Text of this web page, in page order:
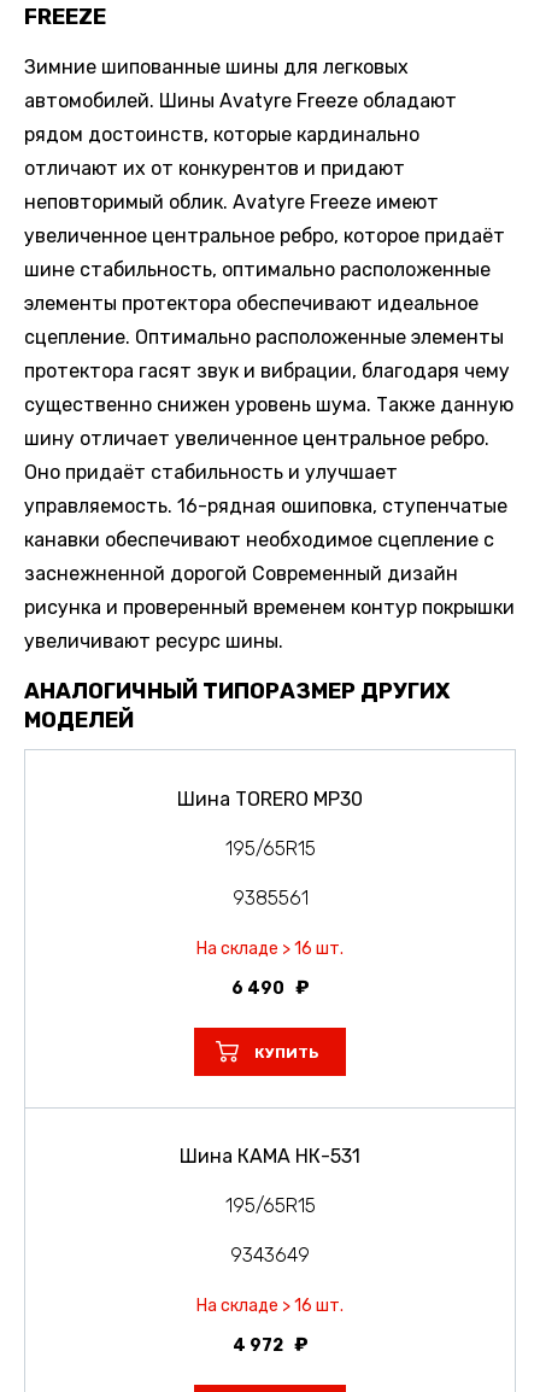
FREEZE
Зимние шипованные шины для легковых
автомобилей. Шины Avatyre Freeze обладают
рядом достоинств, которые кардинально
отличают их от конкурентов и придают
неповторимый облик. Avatyre Freeze имеют
увеличенное центральное ребро, которое придаёт
шине стабильность, оптимально расположенные
элементы протектора обеспечивают идеальное
сцепление. Оптимально расположенные элементы
протектора гасят звук и вибрации, благодаря чему
существенно снижен уровень шума. Также данную
шину отличает увеличенное центральное ребро.
Оно придаёт стабильность и улучшает
управляемость. 16-рядная ошиповка, ступенчатые
канавки обеспечивают необходимое сцепление с
заснежненной дорогой Современный дизайн
рисунка и проверенный временем контур покрышки
увеличивают ресурс шины.
АНАЛОГИЧНЫЙ ТИПОРАЗМЕР ДРУГИХ
МОДЕЛЕЙ
Шина TORERO MP30
195/65R15
9385561
На складе > 16 шт.
6 490
КУПИТЬ
Шина КАМА НК-531
195/65R15
9343649
На складе > 16 шт.
4 972